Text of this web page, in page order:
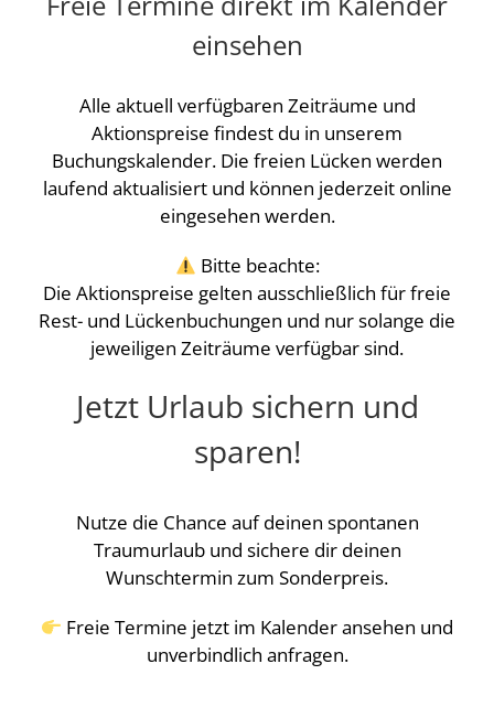
einsehen
Alle aktuell verfügbaren Zeiträume und
Aktionspreise findest du in unserem
Buchungskalender. Die freien Lücken werden
laufend aktualisiert und können jederzeit online
eingesehen werden.
Bitte beachte:
Die Aktionspreise gelten ausschließlich für freie
Rest- und Lückenbuchungen und nur solange die
jeweiligen Zeiträume verfügbar sind.
Jetzt Urlaub sichern und
sparen!
Nutze die Chance auf deinen spontanen
Traumurlaub und sichere dir deinen
Wunschtermin zum Sonderpreis.
Freie Termine jetzt im Kalender ansehen und
unverbindlich anfragen.